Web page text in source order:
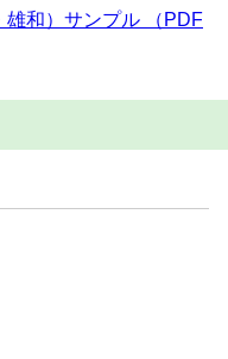
和）サンプル （PDF